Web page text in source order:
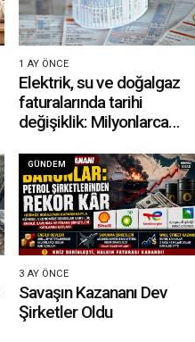
1 AY ÖNCE
Elektrik, su ve doğalgaz
faturalarında tarihi
değişiklik: Milyonlarca
GÜNDEM
3 AY ÖNCE
Savaşın Kazananı Dev
Şirketler Oldu